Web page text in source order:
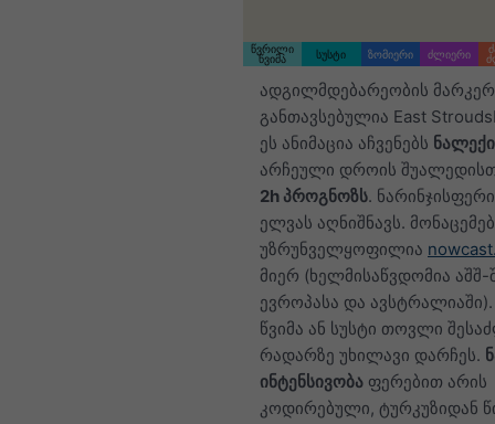
წვრილი
წვიმა
სუსტი ზომიერი ძლიერი
ადგილმდებარეობის
განთავსებულია East
ეს ანიმაცია აჩვენებს
არჩეული დროის
2h პროგნოზს.
ელვას აღნიშნავს.
უზრუნველყოფილია
მიერ (ხელმისაწვდომია აშშ-
ევროპასა და
წვიმა ან სუსტი თოვლი
რადარზე უხილავი დარჩეს.
ინტენსივობა ფერებით არის
კოდირებული, ტურკუზიდან